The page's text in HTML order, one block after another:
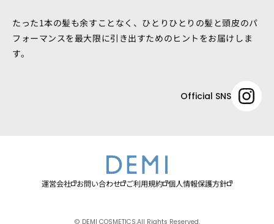
たった1本の髪も余すことなく、ひとりひとりの髪と頭皮のパ
フォーマンスを最大限に引き出すためのヒントをお届けしま
す。
Official SNS
運営会社 お問い合わせ ご利用規約 個人情報保護方針
© DEMI COSMETICS.All Rights Reserved.